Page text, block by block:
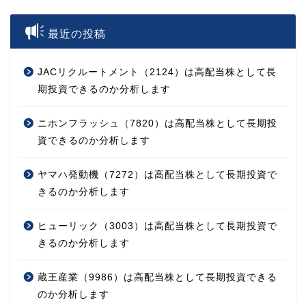
最近の投稿
JACリクルートメント（2124）は高配当株として長
期投資できるのか分析します
ニホンフラッシュ（7820）は高配当株として長期投
資できるのか分析します
ヤマハ発動機（7272）は高配当株として長期投資で
きるのか分析します
ヒューリック（3003）は高配当株として長期投資で
きるのか分析します
蔵王産業（9986）は高配当株として長期投資できる
のか分析します
楽天サービス